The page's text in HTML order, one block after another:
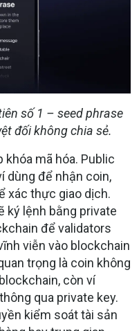
số 1 – seed phrase
đối không chia sẻ.
khóa mã hóa. Public
dùng để nhận coin,
xác thực giao dịch.
ký lệnh bằng private
để validators
viễn vào blockchain
trọng là coin không
còn ví
qua private key.
kiểm soát tài sản